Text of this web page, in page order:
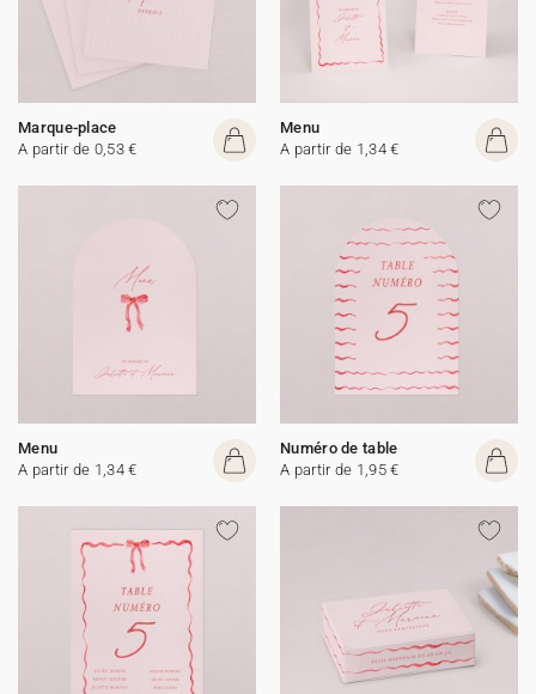
Marque-place
A partir de 0,53 €
Menu
A partir de 1,34 €
Menu
A partir de 1,34 €
Numéro de table
A partir de 1,95 €